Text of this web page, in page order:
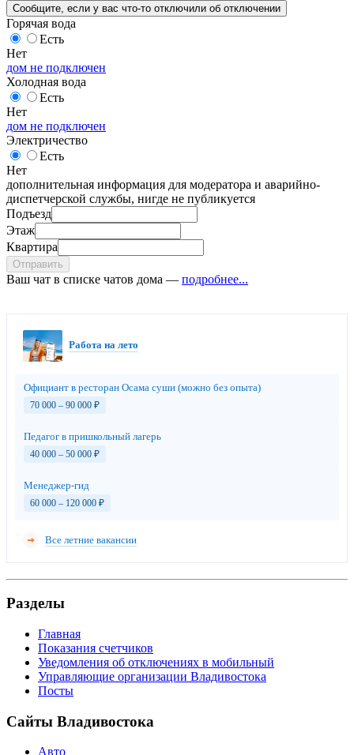
Сообщите , если у вас что-то отключили об отключении
Горячая вода
Есть
Нет
дом не подключен
Холодная вода
Есть
Нет
дом не подключен
Электричество
Есть
Нет
дополнительная информация для модератора и аварийно-
диспетчерской службы, нигде не публикуется
Подъезд
Этаж
Квартира
Отправить
Ваш чат в списке чатов дома — подробнее...
Работа на лето
Официант в ресторан Осама суши (можно без опыта)
70 000 – 90 000 ₽
Педагог в пришкольный лагерь
40 000 – 50 000 ₽
Менеджер-гид
60 000 – 120 000 ₽
Все летние вакансии
Разделы
Главная
Показания счетчиков
Уведомления об отключениях в мобильный
Управляющие организации Владивостока
Посты
Сайты Владивостока
Авто